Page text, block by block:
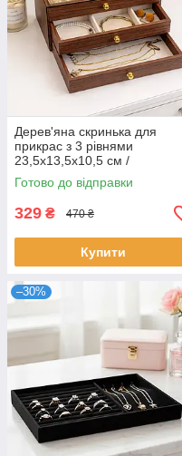
Дерев'яна скринька для
прикрас з 3 рівнями
23,5х13,5х10,5 см /
Органайзер для біжутерії /
Кейс для ювелірних виробів /
Готово до відправки
329 ₴ 470 ₴
Купити
–30%